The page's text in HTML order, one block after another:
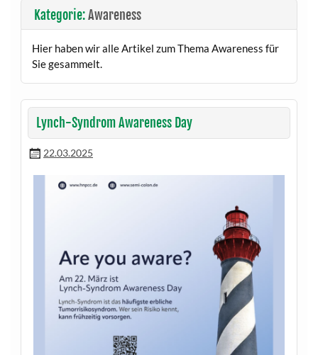
Kategorie:Awareness
Hier haben wir alle Artikel zum Thema Awareness für
Sie gesammelt.
Lynch-Syndrom Awareness Day
22.03.2025